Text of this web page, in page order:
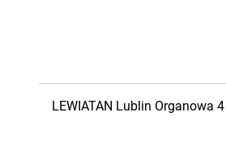
LEWIATAN Lublin Organowa 4